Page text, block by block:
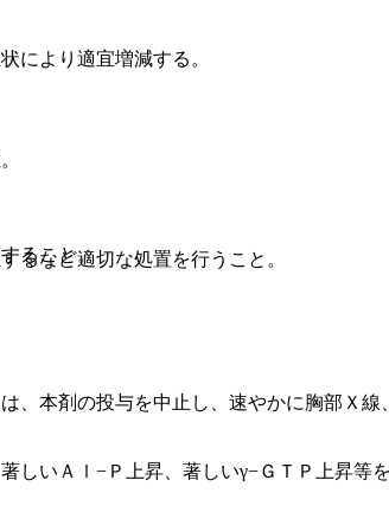
ること。
により適宜増減する。
るなど適切な処置を行うこと。
本剤の投与を中止し、速やかに胸部Ｘ線
いＡｌ−Ｐ上昇、著しいγ−ＧＴＰ上昇等